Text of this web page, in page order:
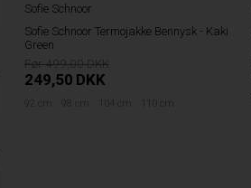
Sofie Schnoor
Sofie Schnoor Termojakke Bennysk - Kaki
Green
499,00
249,50 DKK
92 cm 98 cm 104 cm 110 cm